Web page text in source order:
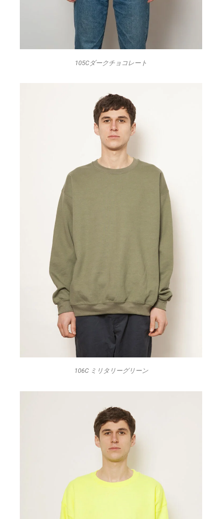
105Cダークチョコレート
106C ミリタリーグリーン